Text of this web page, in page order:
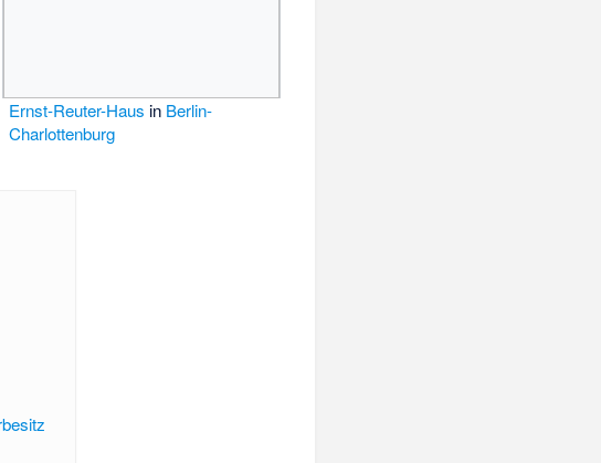
Ernst-Reuter-Haus in Berlin-
Charlottenburg